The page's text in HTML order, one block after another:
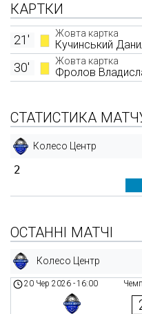
КАРТКИ
Жовта картка
Кучинський
21'
Жовта картка
Фролов
30'
СТАТИСТИКА
Колесо Центр
2
ОСТАННІ МАТЧІ
Колесо Центр
20 Чер 2026 -16:00